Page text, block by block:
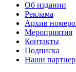
Об издании
Реклама
Архив
Мероприятия
Контакты
Подписка
Наши